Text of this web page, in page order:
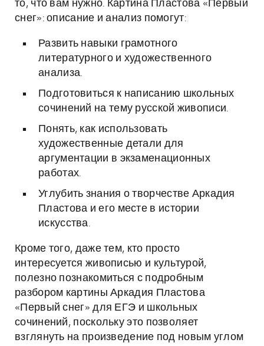
то, что вам нужно. Картина Пластова «Первый
снег»: описание и анализ помогут:
Развить навыки грамотного
литературного и художественного
анализа.
Подготовиться к написанию школьных
сочинений на тему русской живописи.
Понять, как использовать
художественные детали для
аргументации в экзаменационных
работах.
Углубить знания о творчестве Аркадия
Пластова и его месте в истории
искусства.
Кроме того, даже тем, кто просто
интересуется живописью и культурой,
полезно познакомиться с подробным
разбором картины Аркадия Пластова
«Первый снег» для ЕГЭ и школьных
сочинений, поскольку это позволяет
взглянуть на произведение под новым углом